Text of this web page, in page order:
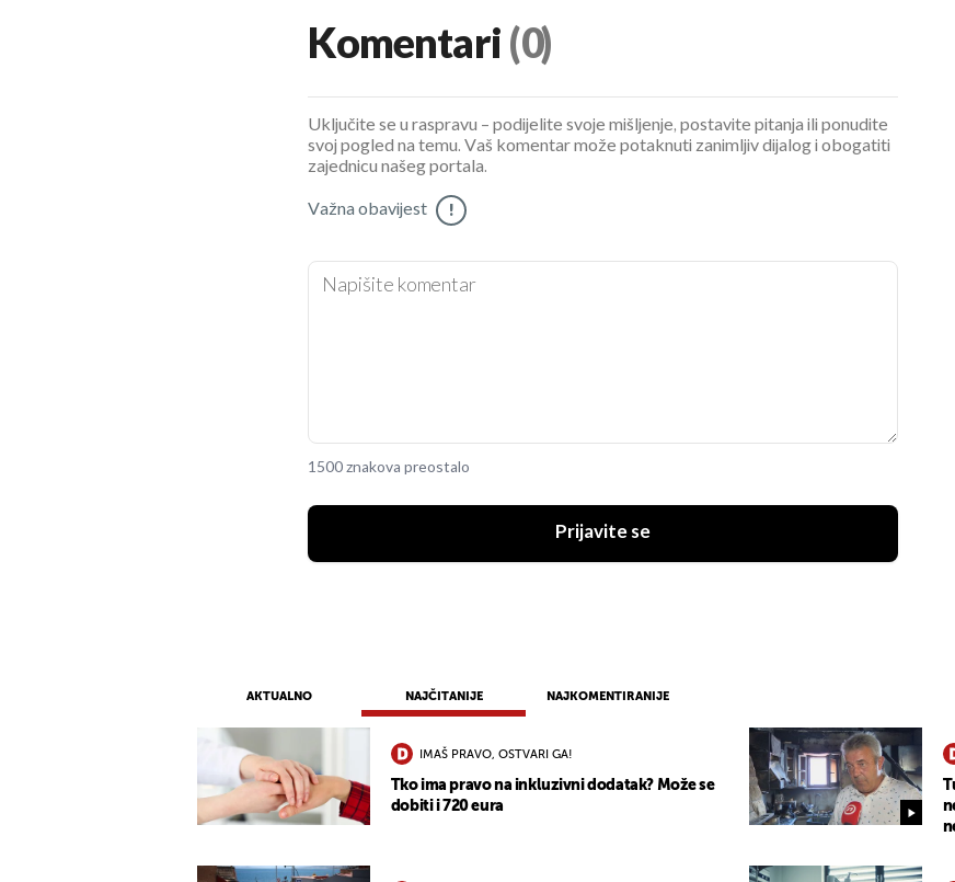
Komentari (0)
Uključite se u raspravu – podijelite svoje mišljenje, postavite pitanja ili ponudite
svoj pogled na temu. Vaš komentar može potaknuti zanimljiv dijalog i obogatiti
zajednicu našeg portala.
Važna obavijest !
1500 znakova preostalo
Prijavite se
AKTUALNO NAJČITANIJE NAJKOMENTIRANIJE
IMAŠ PRAVO, OSTVARI GA!
Tko ima pravo na inkluzivni dodatak? Može se
dobiti i 720 eura